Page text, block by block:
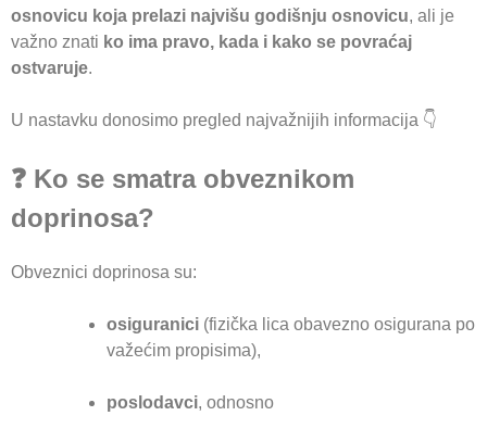
osnovicu koja prelazi najvišu godišnju osnovicu, ali je
važno znati ko ima pravo, kada i kako se povraćaj
ostvaruje.
U nastavku donosimo pregled najvažnijih informacija 👇
❓ Ko se smatra obveznikom
doprinosa?
Obveznici doprinosa su:
osiguranici (fizička lica obavezno osigurana po
važećim propisima),
poslodavci, odnosno